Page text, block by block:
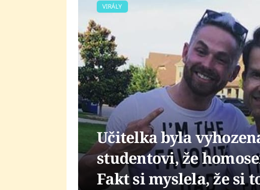
VIRÁLY
Učitelka byla
studentovi, že
Fakt si myslela, že si